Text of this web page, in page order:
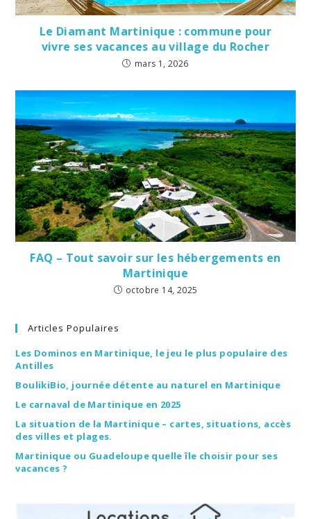
Le Diamant Martinique : commune pour
vivre ses vacances au village du Rocher
mars 1, 2026
FAQ – Tout savoir sur les hébergements en
Martinique
octobre 14, 2025
Articles Populaires
Les Dominos en Martinique, le jeu le plus populaire des
Antilles
BoulikiBio, journée détente au naturel en Martinique
Le carnaval de Martinique en 2025
La situation de la Martinique – cartes, situations, accès
des villes et plages.
Martinique ou Guadeloupe quelle île choisir pour ses
vacances ?